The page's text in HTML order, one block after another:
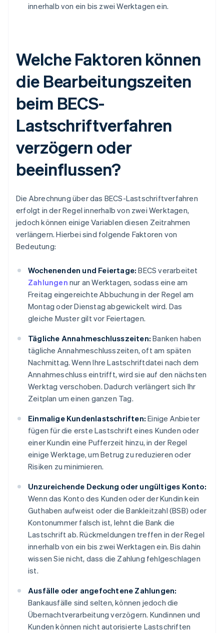
innerhalb von ein bis zwei Werktagen ein.
Welche Faktoren können
die Bearbeitungszeiten
beim BECS-
Lastschriftverfahren
verzögern oder
beeinflussen?
Die Abrechnung über das BECS-Lastschriftverfahren
erfolgt in der Regel innerhalb von zwei Werktagen,
jedoch können einige Variablen diesen Zeitrahmen
verlängern. Hierbei sind folgende Faktoren von
Bedeutung:
Wochenenden und Feiertage: BECS verarbeitet
Zahlungen nur an Werktagen, sodass eine am
Freitag eingereichte Abbuchung in der Regel am
Montag oder Dienstag abgewickelt wird. Das
gleiche Muster gilt vor Feiertagen.
Tägliche Annahmeschlusszeiten: Banken haben
tägliche Annahmeschlusszeiten, oft am späten
Nachmittag. Wenn Ihre Lastschriftdatei nach dem
Annahmeschluss eintrifft, wird sie auf den nächsten
Werktag verschoben. Dadurch verlängert sich Ihr
Zeitplan um einen ganzen Tag.
Einmalige Kundenlastschriften: Einige Anbieter
fügen für die erste Lastschrift eines Kunden oder
einer Kundin eine Pufferzeit hinzu, in der Regel
einige Werktage, um Betrug zu reduzieren oder
Risiken zu minimieren.
Unzureichende Deckung oder ungültiges Konto:
Wenn das Konto des Kunden oder der Kundin kein
Guthaben aufweist oder die Bankleitzahl (BSB) oder
Kontonummer falsch ist, lehnt die Bank die
Lastschrift ab. Rückmeldungen treffen in der Regel
innerhalb von ein bis zwei Werktagen ein. Bis dahin
wissen Sie nicht, dass die Zahlung fehlgeschlagen
ist.
Ausfälle oder angefochtene Zahlungen:
Bankausfälle sind selten, können jedoch die
Übernachtverarbeitung verzögern. Kundinnen und
Kunden können nicht autorisierte Lastschriften